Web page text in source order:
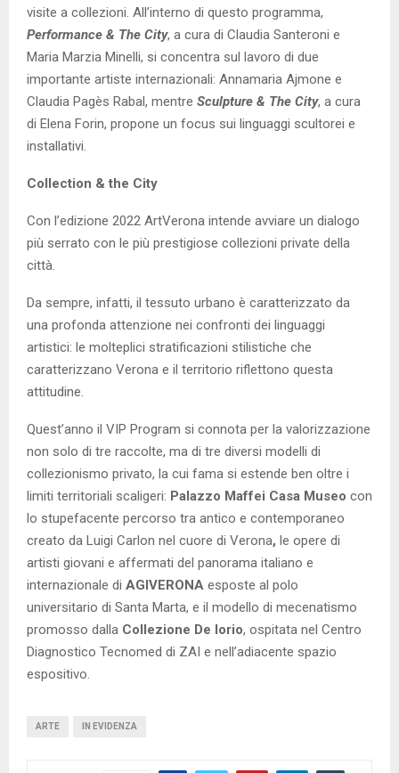
visite a collezioni. All’interno di questo programma,
Performance & The City, a cura di Claudia Santeroni e
Maria Marzia Minelli, si concentra sul lavoro di due
importante artiste internazionali: Annamaria Ajmone e
Claudia Pagès Rabal, mentre Sculpture & The City, a cura
di Elena Forin, propone un focus sui linguaggi scultorei e
installativi.
Collection & the City
Con l’edizione 2022 ArtVerona intende avviare un dialogo
più serrato con le più prestigiose collezioni private della
città.
Da sempre, infatti, il tessuto urbano è caratterizzato da
una profonda attenzione nei confronti dei linguaggi
artistici: le molteplici stratificazioni stilistiche che
caratterizzano Verona e il territorio riflettono questa
attitudine.
Quest’anno il VIP Program si connota per la valorizzazione
non solo di tre raccolte, ma di tre diversi modelli di
collezionismo privato, la cui fama si estende ben oltre i
limiti territoriali scaligeri: Palazzo Maffei Casa Museo con
lo stupefacente percorso tra antico e contemporaneo
creato da Luigi Carlon nel cuore di Verona, le opere di
artisti giovani e affermati del panorama italiano e
internazionale di AGIVERONA esposte al polo
universitario di Santa Marta, e il modello di mecenatismo
promosso dalla Collezione De Iorio, ospitata nel Centro
Diagnostico Tecnomed di ZAI e nell’adiacente spazio
espositivo.
ARTE IN EVIDENZA